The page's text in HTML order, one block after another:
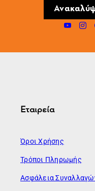
Εταιρεία
Όροι Χρήσης
Τρόποι Πληρωμής
Ασφάλεια